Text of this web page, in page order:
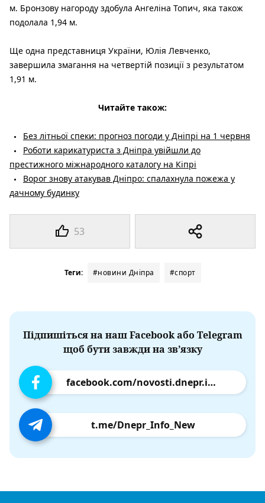
53
м. Бронзову нагороду здобула Ангеліна Топич, яка також
подолала 1,94 м.
Ще одна представниця України, Юлія Левченко,
завершила змагання на четвертій позиції з результатом
1,91 м.
Читайте також:
Без літньої спеки: прогноз погоди у Дніпрі на 1 червня
Роботи карикатуриста з Дніпра увійшли до
престижного міжнародного каталогу на Кіпрі
Ворог знову атакував Дніпро: спалахнула пожежа у
дачному будинку
Теги: #новини Дніпра #спорт
Підпишіться на наш Facebook або Telegram
щоб бути завжди на зв’язку
facebook.com/novosti.dnepr.info
t.me/Dnepr_Info_New